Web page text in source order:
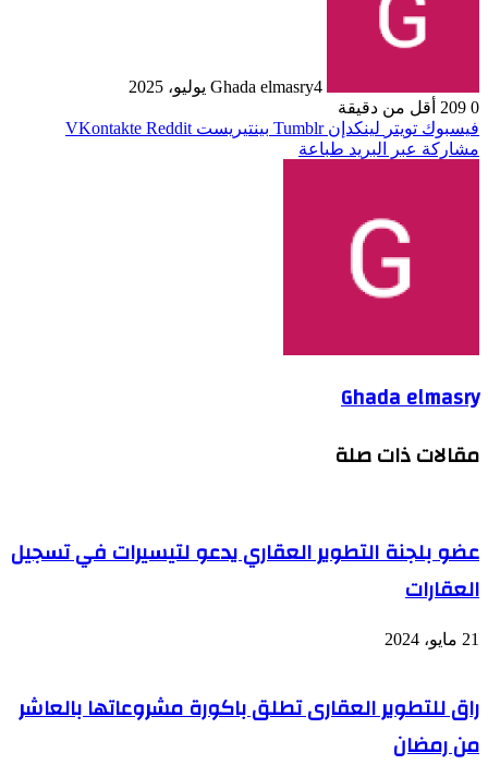
Ghada elmasry4 يوليو، 2025
0
أقل من دقيقة
فيسبوك تويتر لينكدإن بينتيريست
مشاركة عبر البريد طباعة
Ghada elmasry
مقالات ذات صلة
عضو بلجنة التطوير العقاري يدعو لتيسيرات في تسجيل
العقارات
21 مايو، 2024
راق للتطوير العقارى تطلق باكورة مشروعاتها بالعاشر
من رمضان